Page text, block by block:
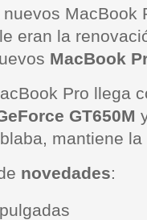
MacBook
eran la
MacBook
Pro llega
GT650M
mantiene
novedades: